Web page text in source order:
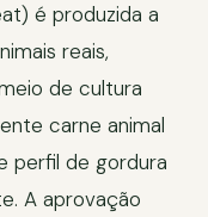
é produzida a
reais,
de cultura
carne animal
perfil de gordura
A aprovação